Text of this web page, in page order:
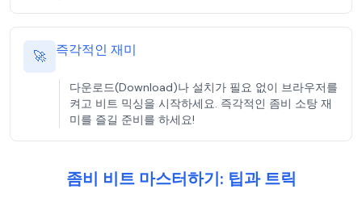
🚀 즉각적인 재미
다운로드(Download)나 설치가 필요 없이 브라우저를
켜고 비트 믹싱을 시작하세요. 즉각적인 좀비 소탕 재
미를 즐길 준비를 하세요!
좀비 비트 마스터하기: 팁과 트릭